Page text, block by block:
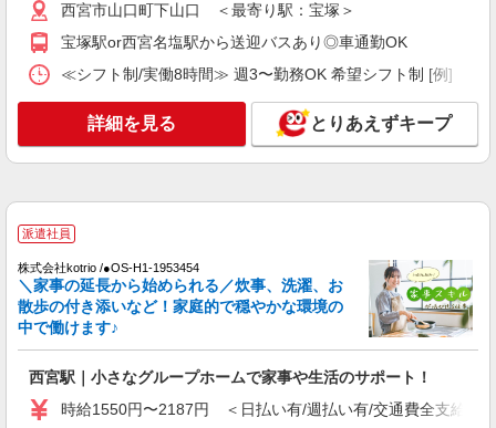
円〜40,000円 ②上記以外は月額23,000円 住
当あり
正社員
介護老人保健施設での介護職員
月給238,500円〜272,500円 ※経験・能力によ
る ※一律諸手当含む ※夜勤手当（1回9,500円×4
回）含む ※介護福祉士手当 10,000円
介護老人保健施設 シルバーハウス （兵庫県
パート
介護老人保健施設シルバーハウス
時給1140円〜 ※介護福祉士加算別途有
介護老人保健施設シルバーハウス （兵庫県西
宮市塩瀬町生瀬1281番地-5）
西宮市山口町下山口 ＜最寄り駅：宝塚＞
宝塚駅or西宮名塩駅から送迎バスあり◎車通勤OK
≪シフト制/実働8時間≫ 週3〜勤務OK 希望シフト制 [例] ・
詳細を見る とりあえずキープ
派遣社員
株式会社kotrio /●OS-H1-1953454
＼家事の延長から始められる／炊事、洗濯、お
散歩の付き添いなど！家庭的で穏やかな環境の
中で働けます♪
西宮駅｜小さなグループホームで家事や生活のサポート！
時給1550円〜2187円 ＜日払い有/週払い有/交通費全支給(ガ